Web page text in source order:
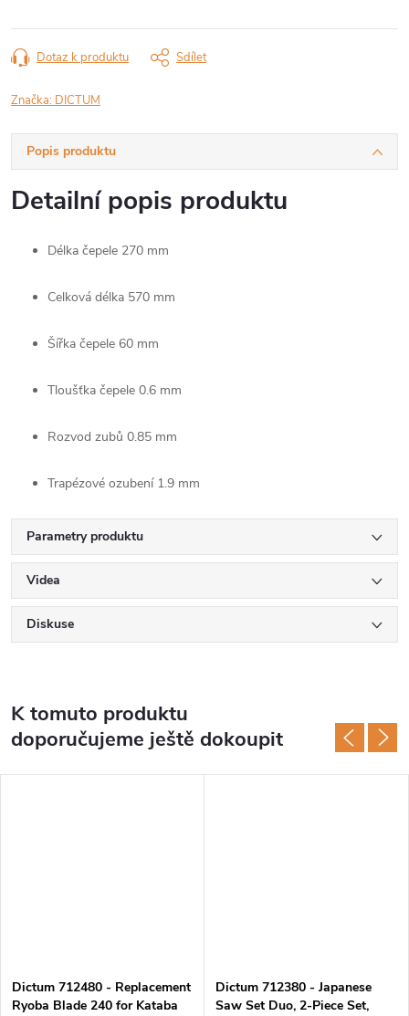
Dotaz k produktu Sdílet
Značka: DICTUM
Popis produktu
Detailní popis produktu
Délka čepele 270 mm
Celková délka 570 mm
Šířka čepele 60 mm
Tloušťka čepele 0.6 mm
Rozvod zubů 0.85 mm
Trapézové ozubení 1.9 mm
Parametry produktu
Videa
Diskuse
K tomuto produktu
doporučujeme ještě dokoupit
Dictum 712480 - Replacement
Ryoba Blade 240 for Kataba
Dictum 712380 - Japanese
Saw Set Duo, 2-Piece Set,